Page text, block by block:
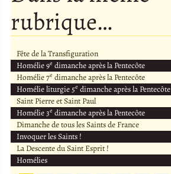
rubrique…
Fête de la Transfiguration
Homélie 9e dimanche après la Pentecôte
Homélie 7e dimanche après la Pentecôte
Homélie liturgie 5e dimanche après la Pentecôte
Saint Pierre et Saint Paul
Homélie 3e dimanche après la Pentecôte
Dimanche de tous les Saints de France
Invoquer les Saints !
La Descente du Saint Esprit !
Homélies